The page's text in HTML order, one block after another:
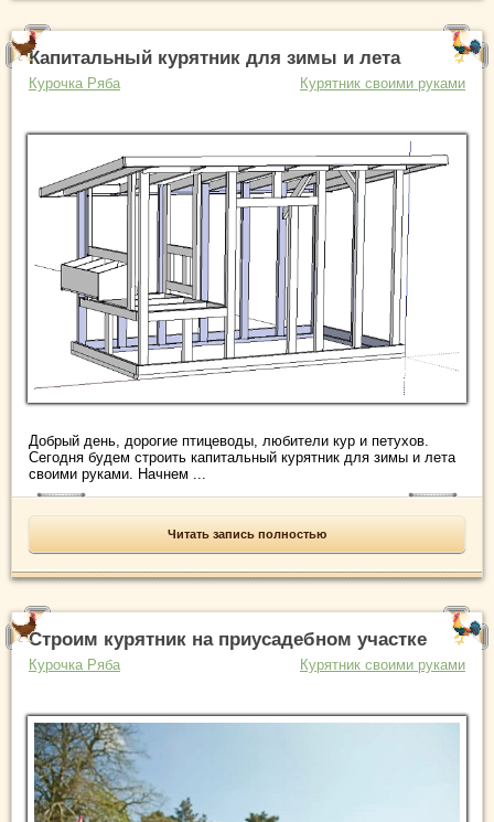
Капитальный курятник для зимы и лета
Курочка Ряба Курятник своими руками
Добрый день, дорогие птицеводы, любители кур и петухов.
Сегодня будем строить капитальный курятник для зимы и лета
своими руками. Начнем ...
Читать запись полностью
Строим курятник на приусадебном участке
Курочка Ряба Курятник своими руками